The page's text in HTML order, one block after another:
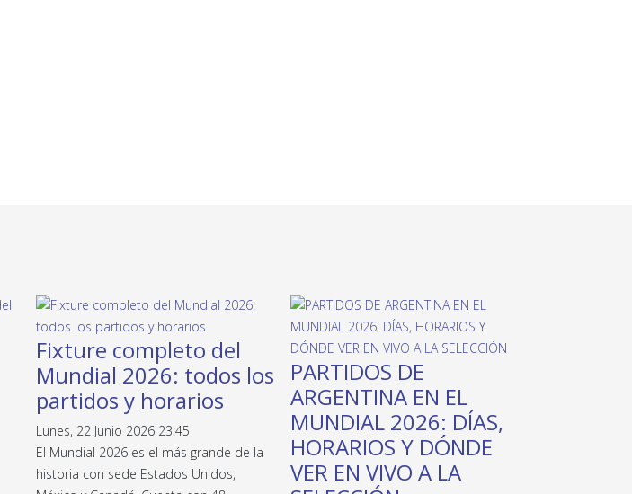
Fixture completo del
Mundial 2026: todos los
partidos y horarios
Lunes, 22 Junio 2026 23:45
El Mundial 2026 es el más grande de la
historia con sede Estados Unidos,
PARTIDOS DE
ARGENTINA EN EL
MUNDIAL 2026: DÍAS,
HORARIOS Y DÓNDE
VER EN VIVO A LA